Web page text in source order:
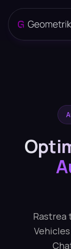
Rastrea